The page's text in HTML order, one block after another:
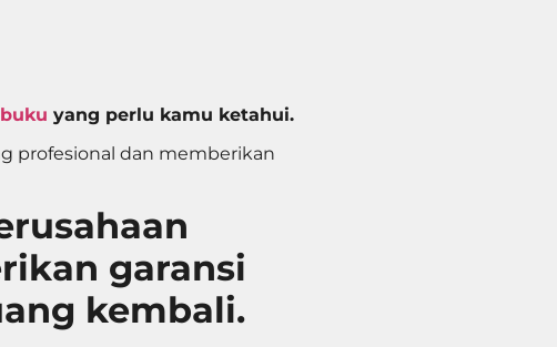
yang perlu kamu ketahui.
profesional dan memberikan
garansi
kembali.